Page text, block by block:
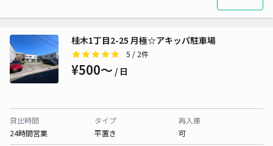
桂木1丁目2-25 月極☆アキッパ駐車場
5 / 2件
¥500〜 / 日
貸出時間
24時間営業
タイプ
平置き
再入庫
可